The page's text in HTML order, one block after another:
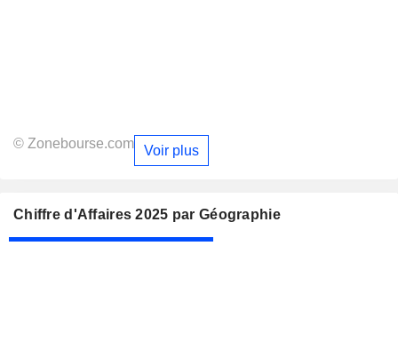
© Zonebourse.com Voir plus
Chiffre d'Affaires 2025 par Géographie